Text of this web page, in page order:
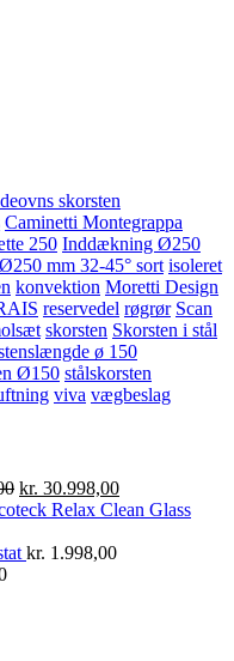
skorsten
Caminetti Montegrappa
250 Inddækning Ø250
mm 32-45° sort isoleret
konvektion Moretti Design
reservedel røgrør Scan
skorsten Skorsten i stål
ø 150
Ø150 stålskorsten
viva vægbeslag
Den
oprindelige
var:
kr. 30.998,00Den
aktuelle
Relax Clean Glass
kr. 1.998,00